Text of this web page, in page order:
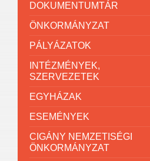
DOKUMENTUMTÁR
ÖNKORMÁNYZAT
PÁLYÁZATOK
INTÉZMÉNYEK,
SZERVEZETEK
EGYHÁZAK
ESEMÉNYEK
CIGÁNY NEMZETISÉGI
ÖNKORMÁNYZAT